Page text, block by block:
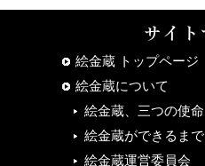
絵金蔵 トップページ
絵金蔵について
絵金蔵、三つの使命
絵金蔵ができるまで
絵金蔵運営委員会